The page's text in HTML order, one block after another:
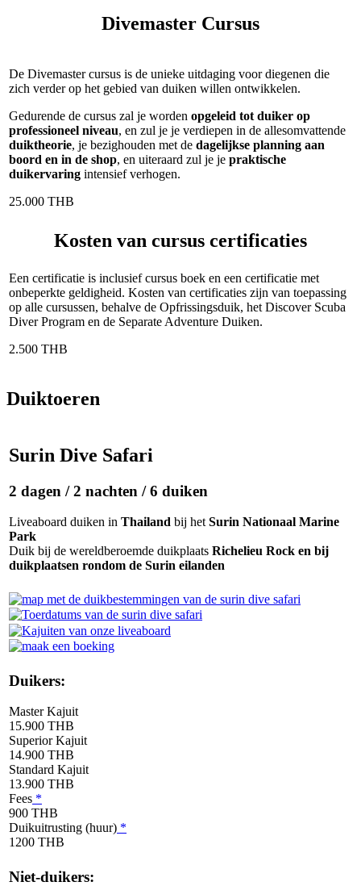
Divemaster Cursus
De Divemaster cursus is de unieke uitdaging voor diegenen die
zich verder op het gebied van duiken willen ontwikkelen.
Gedurende de cursus zal je worden opgeleid tot duiker op
professioneel niveau, en zul je je verdiepen in de allesomvattende
duiktheorie, je bezighouden met de dagelijkse planning aan
boord en in de shop, en uiteraard zul je je praktische
duikervaring intensief verhogen.
25.000 THB
Kosten van cursus certificaties
Een certificatie is inclusief cursus boek en een certificatie met
onbeperkte geldigheid. Kosten van certificaties zijn van toepassing
op alle cursussen, behalve de Opfrissingsduik, het Discover Scuba
Diver Program en de Separate Adventure Duiken.
2.500 THB
Duiktoeren
Surin Dive Safari
2 dagen / 2 nachten / 6 duiken
Liveaboard duiken in Thailand bij het Surin Nationaal Marine
Park
Duik bij de wereldberoemde duikplaats Richelieu Rock en bij
duikplaatsen rondom de Surin eilanden
Duikers:
Master Kajuit
15.900 THB
Superior Kajuit
14.900 THB
Standard Kajuit
13.900 THB
Fees *
900 THB
Duikuitrusting (huur) *
1200 THB
Niet-duikers: